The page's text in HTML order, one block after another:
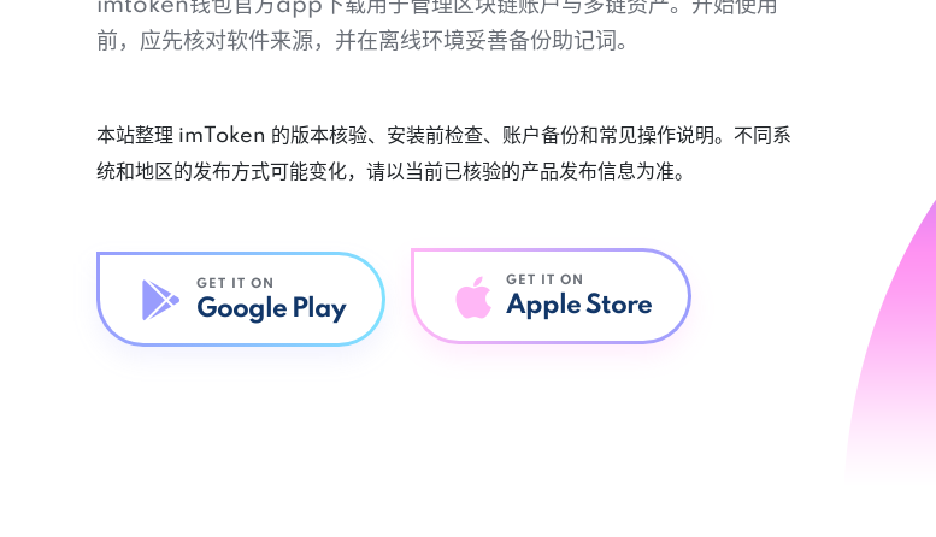
imtoken钱包官方app下载用于管理区块链账户与多链资产。开始使用
前，应先核对软件来源，并在离线环境妥善备份助记词。
本站整理 imToken 的版本核验、安装前检查、账户备份和常见操作说明。不同系
统和地区的发布方式可能变化，请以当前已核验的产品发布信息为准。
GET IT ON
Google Play
GET IT ON
Apple Store